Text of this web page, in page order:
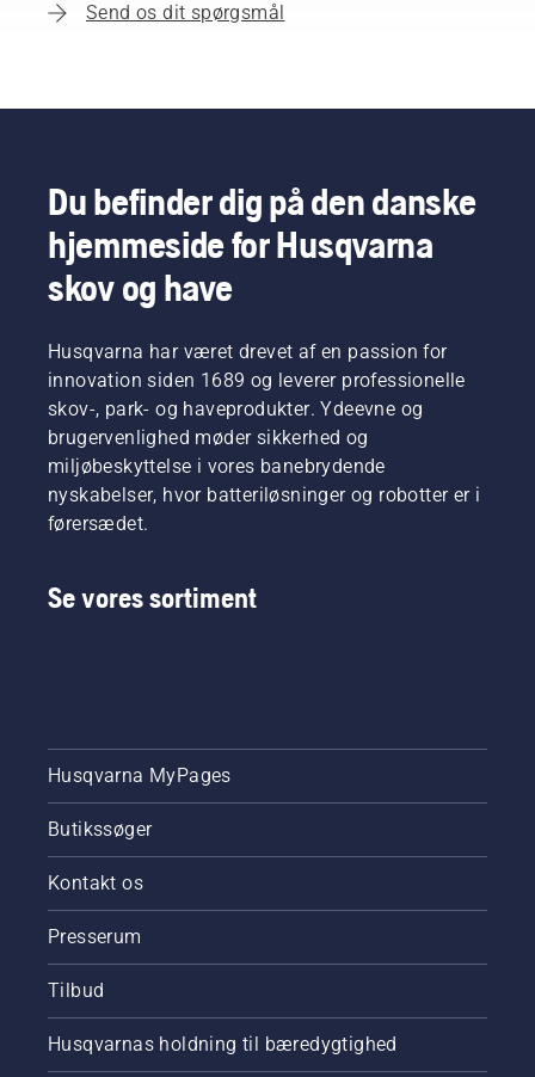
Send os dit spørgsmål
Du befinder dig på den danske
hjemmeside for Husqvarna
skov og have
Husqvarna har været drevet af en passion for
innovation siden 1689 og leverer professionelle
skov-, park- og haveprodukter. Ydeevne og
brugervenlighed møder sikkerhed og
miljøbeskyttelse i vores banebrydende
nyskabelser, hvor batteriløsninger og robotter er i
førersædet.
Se vores sortiment
Husqvarna MyPages
Butikssøger
Kontakt os
Presserum
Tilbud
Husqvarnas holdning til bæredygtighed